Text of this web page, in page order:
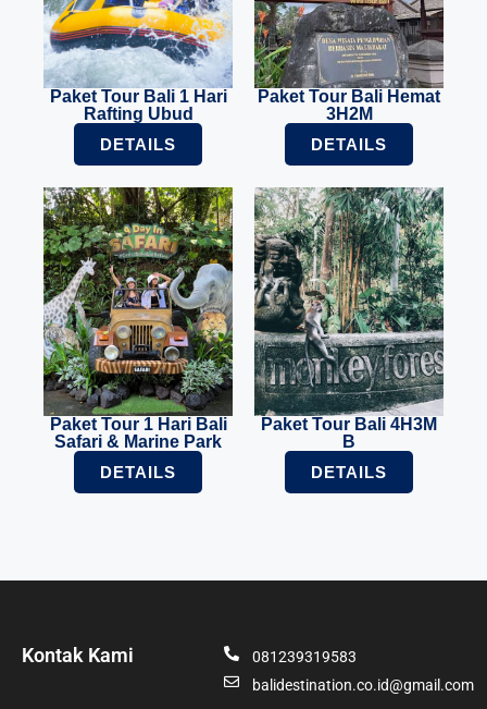
Paket Tour Bali 1 Hari
Rafting Ubud
DETAILS
Paket Tour Bali Hemat
3H2M
DETAILS
Paket Tour 1 Hari Bali
Safari & Marine Park
DETAILS
Paket Tour Bali 4H3M
B
DETAILS
Kontak Kami
081239319583
balidestination.co.id@gmail.com